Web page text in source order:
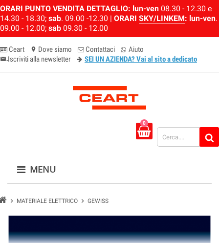
ORARI PUNTO VENDITA DETTAGLIO: lun-ven 08.30 - 12.30 e
14.30 - 18.30; sab. 09.00 -12.30 | ORARI SKY/LINKEM: lun-ven.
09.00 - 12.00; sab 09.30 - 12.00
Ceart location_on Dove siamo Contattaci Aiuto
email-newsletter
Iscriviti alla newsletter SEI UN AZIENDA? Vai al sito a dedicato
0
MENU
chevron_right MATERIALE ELETTRICO chevron_right GEWISS